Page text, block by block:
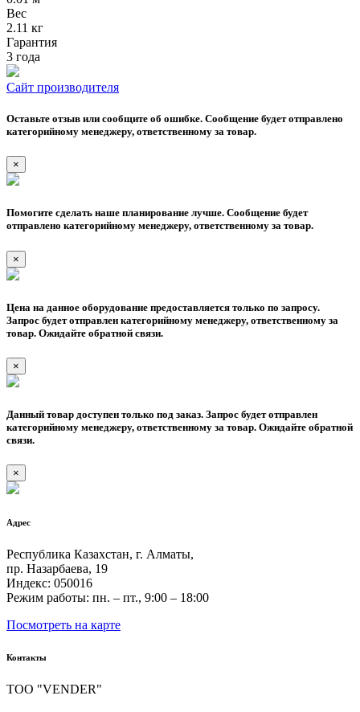
Вес
2.11 кг
Гарантия
3 года
Сайт производителя
Оставьте отзыв или сообщите об ошибке. Сообщение будет отправлено
категорийному менеджеру, ответственному за товар.
×
Помогите сделать наше планирование лучше. Сообщение будет
отправлено категорийному менеджеру, ответственному за товар.
×
Цена на данное оборудование предоставляется только по запросу.
Запрос будет отправлен категорийному менеджеру, ответственному за
товар. Ожидайте обратной связи.
×
Данный товар доступен только под заказ. Запрос будет отправлен
категорийному менеджеру, ответственному за товар. Ожидайте обратной
связи.
×
Адрес
Республика Казахстан, г. Алматы,
пр. Назарбаева, 19
Индекс: 050016
Режим работы: пн. – пт., 9:00 – 18:00
Посмотреть на карте
Контакты
ТОО "VENDER"